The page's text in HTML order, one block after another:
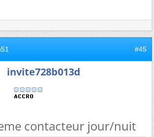
#45
invite728b013d
contacteur jour/nuit